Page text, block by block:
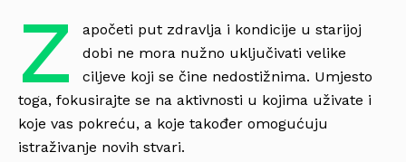
Z
apočeti put zdravlja i kondicije u starijoj
dobi ne mora nužno uključivati velike
ciljeve koji se čine nedostižnima. Umjesto
toga, fokusirajte se na aktivnosti u kojima uživate i
koje vas pokreću, a koje također omogućuju
istraživanje novih stvari.